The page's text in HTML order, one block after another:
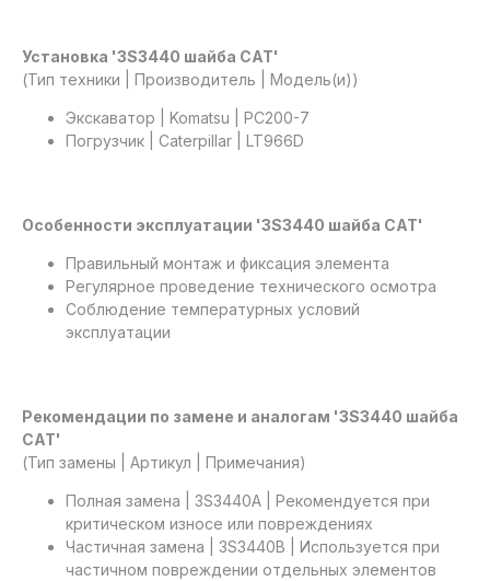
Установка '3S3440 шайба САТ'
(Тип техники | Производитель | Модель(и))
Экскаватор | Komatsu | PC200-7
Погрузчик | Caterpillar | LT966D
Особенности эксплуатации '3S3440 шайба САТ'
Правильный монтаж и фиксация элемента
Регулярное проведение технического осмотра
Соблюдение температурных условий
эксплуатации
Рекомендации по замене и аналогам '3S3440 шайба
САТ'
(Тип замены | Артикул | Примечания)
Полная замена | 3S3440A | Рекомендуется при
критическом износе или повреждениях
Частичная замена | 3S3440B | Используется при
частичном повреждении отдельных элементов